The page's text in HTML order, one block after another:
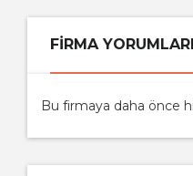
FIRMA
Bu firmaya daha önce